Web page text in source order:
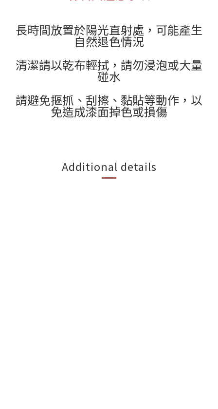
長時間放置於陽光直射處，可能產生
自然退色情況
清潔請以乾布輕拭，請勿浸泡或大量
碰水
請避免摳抓、刮擦、黏貼等動作，以
免造成漆面掉色或損傷
Additional details